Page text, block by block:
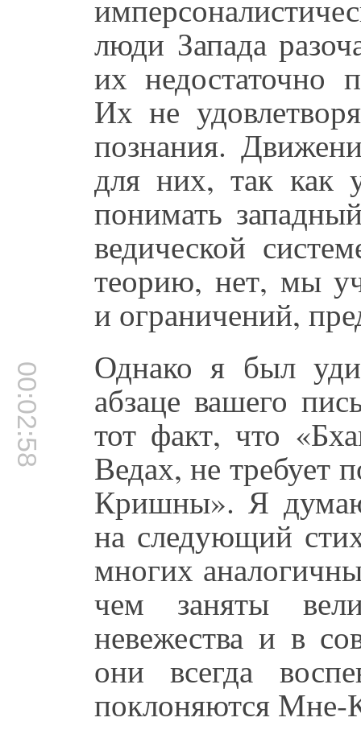
люди Запада
их недостаточно
Их не
познания.
для них, так как
понимать
ведической
теорию, нет, мы
и ограничений,
00:02:58 Однако я был
абзаце вашего
тот факт, что
Ведах, не требует
Кришны». Я
на следующий
многих
чем заняты
невежества и в
они всегда
поклоняются